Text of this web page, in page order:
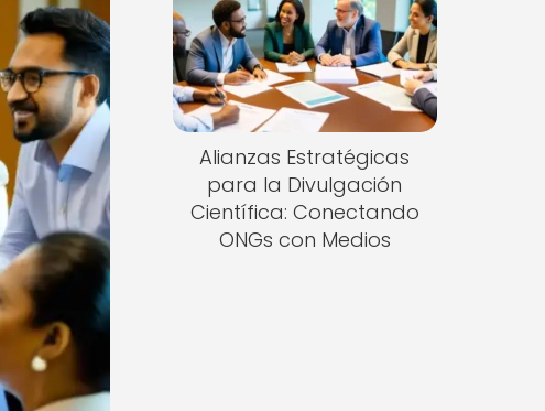
Alianzas Estratégicas
para la Divulgación
Científica: Conectando
ONGs con Medios